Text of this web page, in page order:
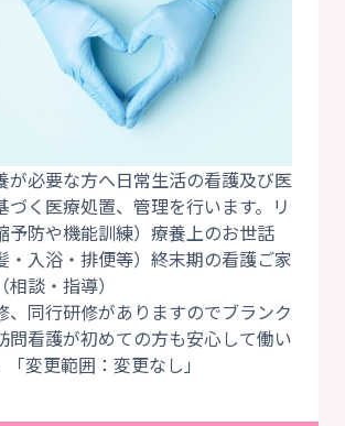
が必要な方へ日常生活の看護及び医
づく医療処置、管理を行います。リ
予防や機能訓練）療養上のお世話
・入浴・排便等）終末期の看護ご家
談・指導）
同行研修がありますのでブランク
問看護が初めての方も安心して働い